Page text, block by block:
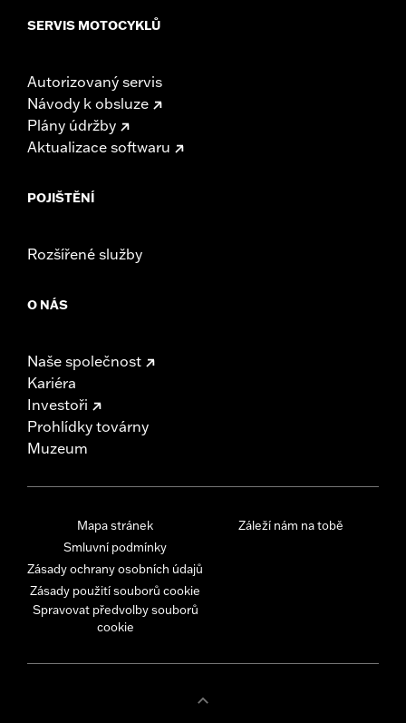
SERVIS MOTOCYKLŮ
Autorizovaný servis
Návody k obsluze
Plány údržby
Aktualizace softwaru
POJIŠTĚNÍ
Rozšířené služby
O NÁS
Naše společnost
Kariéra
Investoři
Prohlídky továrny
Muzeum
Mapa stránek
Smluvní podmínky
Zásady ochrany osobních údajů
Zásady použití souborů cookie
Spravovat předvolby souborů
cookie
Záleží nám na tobě